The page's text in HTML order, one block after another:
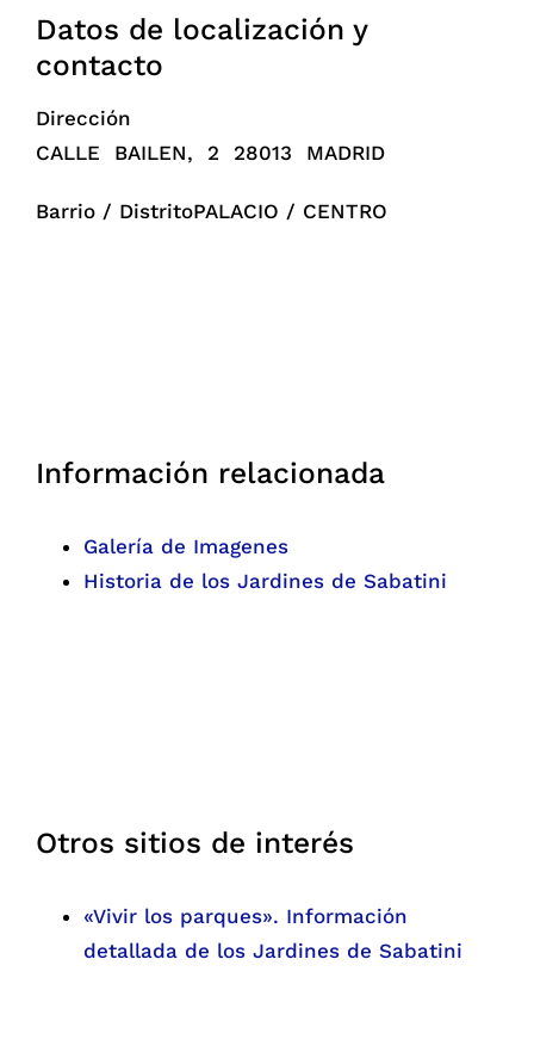
Datos de localización y
contacto
Dirección
CALLE BAILEN, 2 28013 MADRID
Barrio / DistritoPALACIO / CENTRO
Información relacionada
Galería de Imagenes
Historia de los Jardines de Sabatini
Otros sitios de interés
«Vivir los parques». Información
detallada de los Jardines de Sabatini